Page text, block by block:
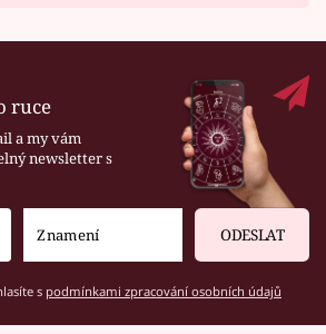
ruce
a my vám
newsletter s
ODESLAT
s podmínkami zpracování osobních údajů